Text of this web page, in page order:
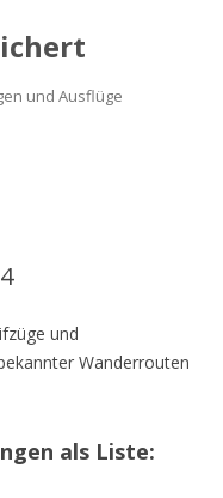
und Ausflüge
und
Wanderrouten
als Liste: